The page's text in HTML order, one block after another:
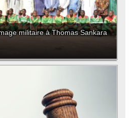
militaire à Thomas Sankara